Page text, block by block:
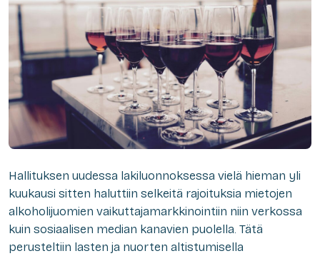
Hallituksen uudessa lakiluonnoksessa vielä hieman yli
kuukausi sitten haluttiin selkeitä rajoituksia mietojen
alkoholijuomien vaikuttajamarkkinointiin niin verkossa
kuin sosiaalisen median kanavien puolella. Tätä
perusteltiin lasten ja nuorten altistumisella